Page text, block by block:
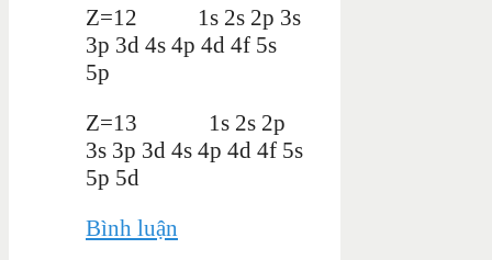
Z=12 1s 2s 2p 3s
3p 3d 4s 4p 4d 4f 5s
5p
Z=13 1s 2s 2p
3s 3p 3d 4s 4p 4d 4f 5s
5p 5d
Bình luận